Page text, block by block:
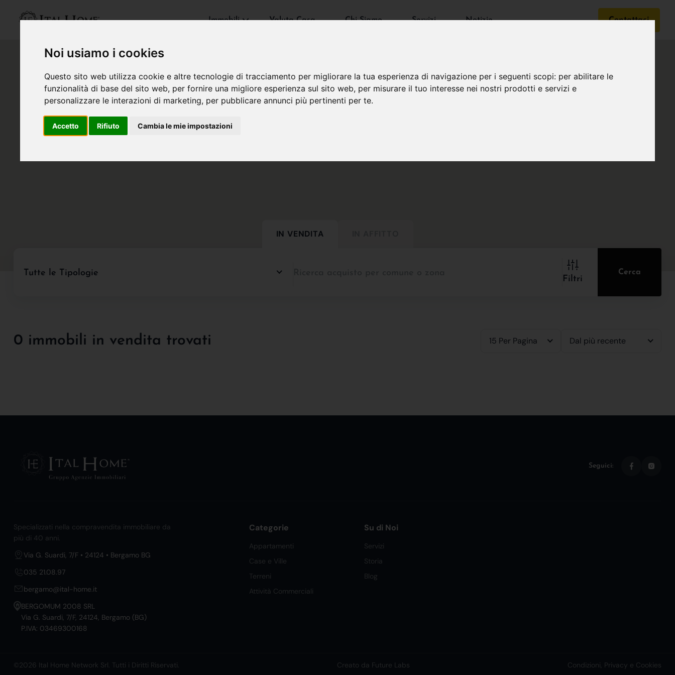
Noi usiamo i cookies
Questo sito web utilizza cookie e altre tecnologie di tracciamento per migliorare la tua esperienza di navigazione per i seguenti scopi: per abilitare le
funzionalità di base del sito web, per fornire una migliore esperienza sul sito web, per misurare il tuo interesse nei nostri prodotti e servizi e
personalizzare le interazioni di marketing, per pubblicare annunci più pertinenti per te.
Accetto Rifiuto Cambia le mie impostazioni
Immobili Valuta Casa Chi Siamo Servizi Notizie Contattaci
IN VENDITA
Tutte le Tipologie
Filtri
Cerca
0 immobili in vendita trovati 15 Per Pagina Dal più recente
Seguici:
Specializzati nella compravendita immobiliare da
più di 40 anni.
Via G. Suardi, 7/F • 24124 • Bergamo BG
035 21.08.97
bergamo@ital-home.it
BERGOMUM 2008 SRL
Via G. Suardi, 7/F, 24124, Bergamo (BG)
P.IVA: 03469300168
Categorie
Appartamenti
Case e Ville
Terreni
Attività Commerciali
Su di Noi
Servizi
Storia
Blog
©2026 Ital Home Network Srl. Tutti i Diritti Riservati. Creato da Future Labs Condizioni, Privacy e Cookies